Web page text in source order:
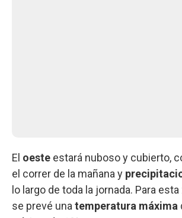
El oeste estará nuboso y cubierto,
el correr de la mañana y
lo largo de toda la jornada. Para
se prevé una temperatura máxima